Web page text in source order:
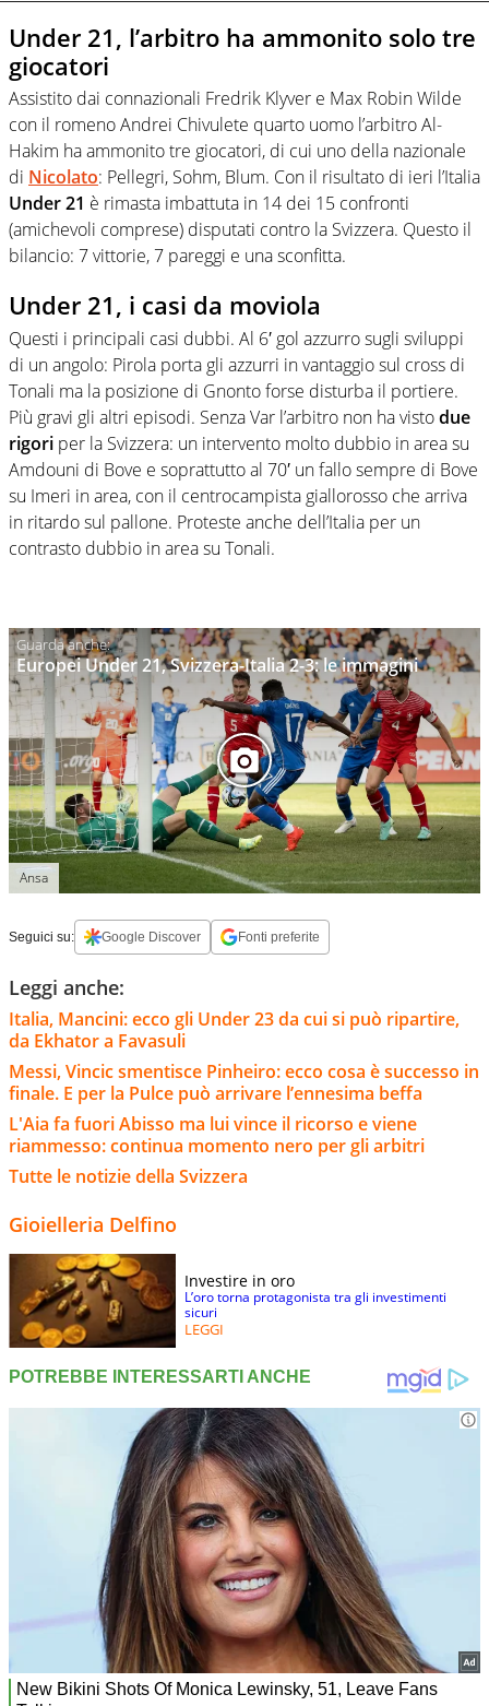
Under 21, l’arbitro ha ammonito solo tre
giocatori
Assistito dai connazionali Fredrik Klyver e Max Robin Wilde
con il romeno Andrei Chivulete quarto uomo l’arbitro Al-
Hakim ha ammonito tre giocatori, di cui uno della nazionale
di Nicolato: Pellegri, Sohm, Blum. Con il risultato di ieri l’Italia
Under 21 è rimasta imbattuta in 14 dei 15 confronti
(amichevoli comprese) disputati contro la Svizzera. Questo il
bilancio: 7 vittorie, 7 pareggi e una sconfitta.
Under 21, i casi da moviola
Questi i principali casi dubbi. Al 6′ gol azzurro sugli sviluppi
di un angolo: Pirola porta gli azzurri in vantaggio sul cross di
Tonali ma la posizione di Gnonto forse disturba il portiere.
Più gravi gli altri episodi. Senza Var l’arbitro non ha vistodue
rigori per la Svizzera: un intervento molto dubbio in area su
Amdouni di Bove e soprattutto al 70′ un fallo sempre di Bove
su Imeri in area, con il centrocampista giallorosso che arriva
in ritardo sul pallone. Proteste anche dell’Italia per un
contrasto dubbio in area su Tonali.
Europei Under 21, Svizzera-Italia 2-3: le immagini
Ansa
Seguici su: Google Discover Fonti preferite
Leggi anche:
Italia, Mancini: ecco gli Under 23 da cui si può ripartire,
da Ekhator a Favasuli
Messi, Vincic smentisce Pinheiro: ecco cosa è successo in
finale. E per la Pulce può arrivare l’ennesima beffa
L'Aia fa fuori Abisso ma lui vince il ricorso e viene
riammesso: continua momento nero per gli arbitri
Tutte le notizie della Svizzera
Gioielleria Delfino
Investire in oro
L’oro torna protagonista tra gli investimenti
sicuri
LEGGI